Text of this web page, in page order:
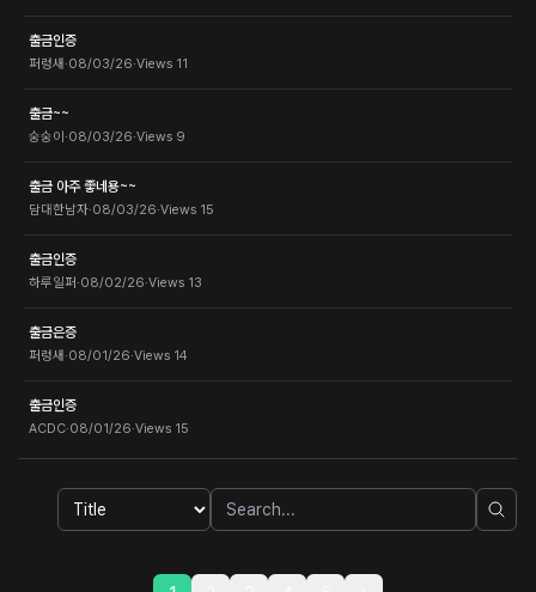
출금인증
퍼렁새 ·08/03/26·Views 11
출금~~
숭숭이·08/03/26·Views 9
출금 아주 좋네용~~
담대한남자·08/03/26·Views 15
출금인증
하루일퍼·08/02/26·Views 13
출금은증
퍼렁새 ·08/01/26·Views 14
출금인증
ACDC·08/01/26·Views 15